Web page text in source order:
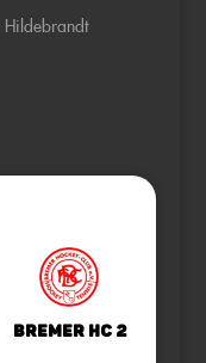
Hildebrandt
Bremer HC 2